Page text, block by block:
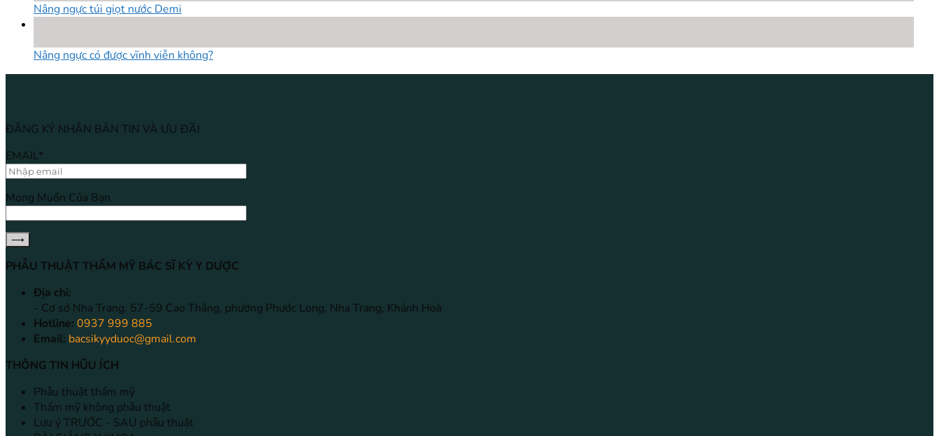
Nâng ngực túi giọt nước Demi
Nâng ngực có được vĩnh viễn không?
ĐĂNG KÝ NHẬN BẢN TIN VÀ ƯU ĐÃI
EMAIL*
Mong Muốn Của Bạn
PHẪU THUẬT THẨM MỸ BÁC SĨ KỲ Y DƯỢC
Địa chỉ:
- Cơ sở Nha Trang: 57-59 Cao Thắng, phường Phước Long, Nha Trang, Khánh Hoà
Hotline: 0937 999 885
Email: bacsikyyduoc@gmail.com
THÔNG TIN HŨU ÍCH
Phẫu thuật thẩm mỹ
Thẩm mỹ không phẫu thuật
Lưu ý TRƯỚC - SAU phẫu thuật